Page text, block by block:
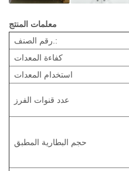
معلمات المنتج
رقم الصنف.:
كفاءة المعدات
استخدام المعدات
عدد قنوات الفرز
حجم البطارية المطبق